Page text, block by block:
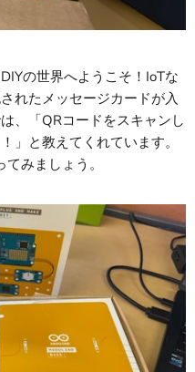
の世界へようこそ！IoTな
れたメッセージカードが入
、「QRコードをスキャンし
」と教えてくれています。
みましょう。